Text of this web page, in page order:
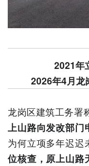
2021年
2026年4月龙
龙岗区建筑工务署
上山路向发改部门
为何立项多年迟迟
位核查，原上山路